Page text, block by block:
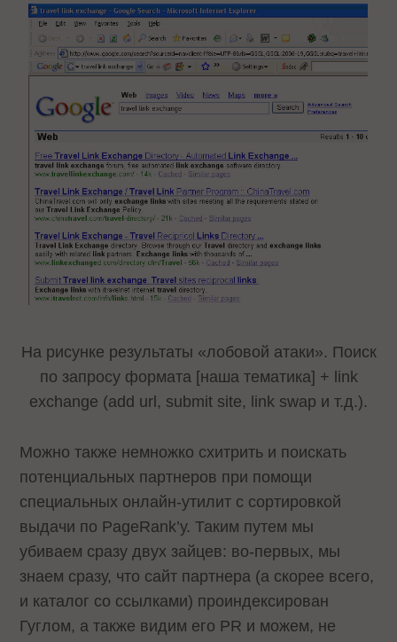
На рисунке результаты «лобовой атаки». Поиск
по запросу формата [наша тематика] + link
exchange (add url, submit site, link swap и т.д.).
Можно также немножко схитрить и поискать
потенциальных партнеров при помощи
специальных онлайн-утилит с сортировкой
выдачи по PageRank’у. Таким путем мы
убиваем сразу двух зайцев: во-первых, мы
знаем сразу, что сайт партнера (а скорее всего,
и каталог со ссылками) проиндексирован
Гуглом, а также видим его PR и можем, не